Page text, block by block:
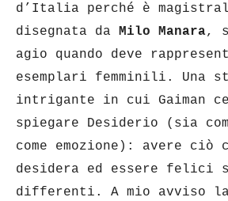
d’Italia perché è
disegnata da Milo Manara,
agio quando deve
esemplari femminili. Una
intrigante in cui Gaiman
spiegare Desiderio (sia
come emozione): avere ciò
desidera ed essere felici
differenti. A mio avviso